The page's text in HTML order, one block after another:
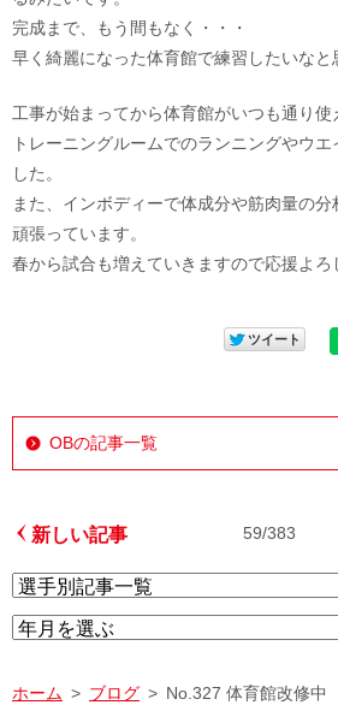
完成まで、もう間もなく・・・
早く綺麗になった体育館で練習したいなと
工事が始まってから体育館がいつも通り
トレーニングルームでのランニングやウ
した。
また、インボディーで体成分や筋肉量の
頑張っています。
春から試合も増えていきますので応援よろ
OBの記事一覧
新しい記事 59/383
ホーム ブログ No.327 体育館改修中